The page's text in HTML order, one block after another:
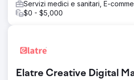
Servizi medici e sanitari, E-
$0 - $5,000
Elatre Creative Digital